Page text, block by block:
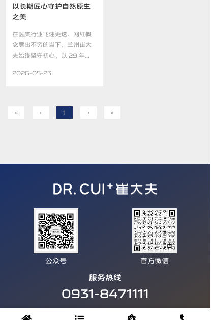
以长期匠心守护自然原生
之美
在医美行业飞速更迭、网红概
念层出不穷的当下，兰州崔大
夫始终坚守初心，以 29 年...
2026-05-23
« ‹ 1 › »
官方微信
公众号
服务热线
0931-8471111
地址：甘肃省兰州市城关区临夏路街道永昌路279号德胜大厦3